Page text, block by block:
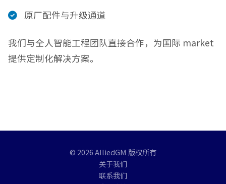
原厂配件与升级通道
我们与仝人智能工程团队直接合作，为国际 market
提供定制化解决方案。
© 2026 AlliedGM 版权所有
关于我们
联系我们